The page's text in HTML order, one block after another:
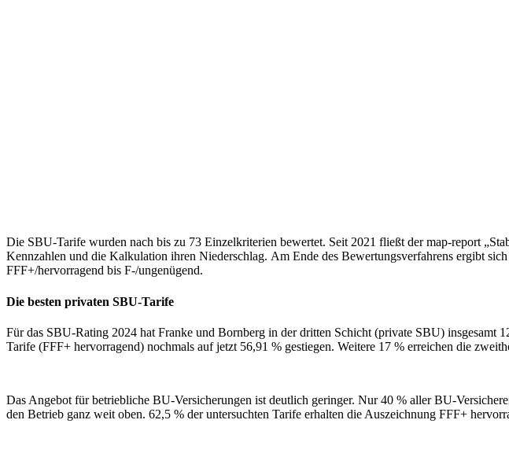
Die SBU-Tarife wurden nach bis zu 73 Einzelkriterien bewertet. Seit 2021 fließt der map-report
Kennzahlen und die Kalkulation ihren Niederschlag. Am Ende des Bewertungsverfahrens ergibt
FFF+/hervorragend bis F-/ungenügend.
Die besten privaten SBU-Tarife
Für das SBU-Rating 2024 hat Franke und Bornberg in der dritten Schicht (private SBU)
Tarife (FFF+ hervorragend) nochmals auf jetzt 56,91 % gestiegen. Weitere 17 % erreichen die
Das Angebot für betriebliche BU-Versicherungen ist deutlich geringer. Nur 40 % aller BU-
den Betrieb ganz weit oben. 62,5 % der untersuchten Tarife erhalten die Auszeichnung FFF+